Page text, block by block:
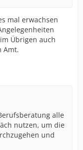
mal erwachsen
Übrigen auch
Amt.
alle
nutzen, um die
und